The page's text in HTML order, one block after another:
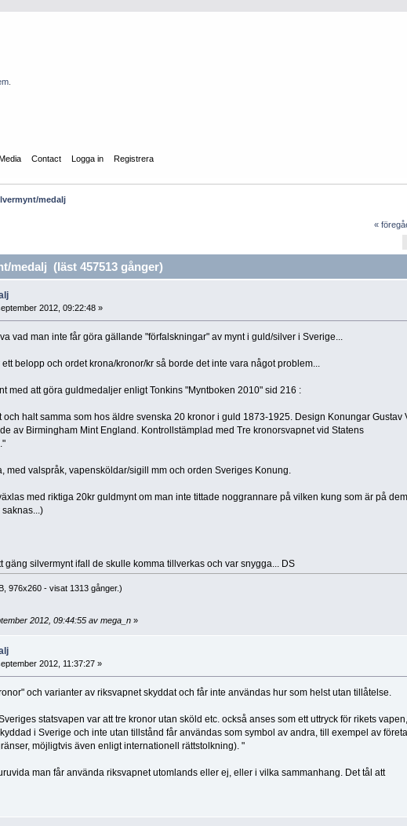
Contact Logga in Registrera
medalj
«
medalj (läst 457513 gånger)
2012, 09:22:48 »
vad man inte får göra gällande "förfalskningar" av mynt i guld/silver i Sverige...
belopp och ordet krona/kronor/kr så borde det inte vara något problem...
med att göra guldmedaljer enligt Tonkins "Myntboken 2010" sid 216 :
halt samma som hos äldre svenska 20 kronor i guld 1873-1925. Design Konungar Gustav
av Birmingham Mint England. Kontrollstämplad med Tre kronorsvapnet vid Statens
med valspråk, vapensköldar/sigill mm och orden Sveriges Konung.
med riktiga 20kr guldmynt om man inte tittade noggrannare på vilken kung som är på
gäng silvermynt ifall de skulle komma tillverkas och var snygga... DS
976x260 - visat 1313 gånger.)
2012, 09:44:55 av mega_n»
2012, 11:37:27 »
och varianter av riksvapnet skyddat och får inte användas hur som helst utan tillåtelse.
statsvapen var att tre kronor utan sköld etc. också anses som ett uttryck för rikets
i Sverige och inte utan tillstånd får användas som symbol av andra, till exempel av
möjligtvis även enligt internationell rättstolkning). "
man får använda riksvapnet utomlands eller ej, eller i vilka sammanhang. Det tål att